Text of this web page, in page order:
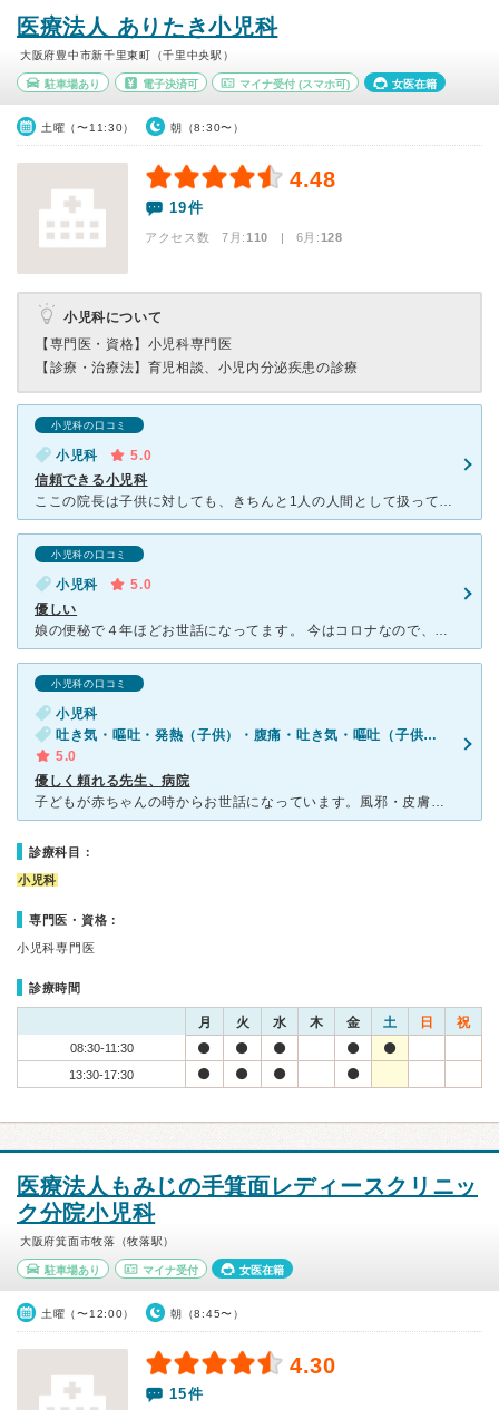
医療法人 ありたき小児科
大阪府豊中市新千里東町（千里中央駅）
駐車場あり 電子決済可 マイナ受付 (スマホ可) 女医在籍
土曜（〜11:30） 朝（8:30〜）
4.48
19件
アクセス数 7月:110 | 6月:128
小児科について
【専門医・資格】 小児科専門医
【診療・治療法】 育児相談、小児内分泌疾患の診療
小児科の口コミ
小児科
5.0
信頼できる小児科
ここの院長は子供に対しても、きちんと1人の人間として扱っているというか、赤ちゃんでもきちんと挨拶をして目を見て診察して下さいます。 必ず子供とコミュニケーションを取ろうとしてくれます。 パソコンや
小児科の口コミ
小児科
5.0
優しい
娘の便秘で４年ほどお世話になってます。 今はコロナなので、2ヶ月に一度電話診療です。 このご時世なので、電話で診察してもらえるのはとても有り難いです。 便秘の件で色々と病院をまわりましたが、ここ
小児科の口コミ
小児科
吐き気・嘔吐・発熱（子供）・腹痛・吐き気・嘔吐（子供）・発疹（子供）
5.0
優しく頼れる先生、病院
子どもが赤ちゃんの時からお世話になっています。風邪・皮膚の荒れ・嘔吐・予防接種などを診ていただいています。子どもには子ども目線で優しく丁寧に接して下さるので、治療や注射・点滴も怖がらない子になりました
診療科目：
小児科
専門医・資格：
小児科専門医
診療時間
月 火 水 木 金 土 日 祝
08:30-11:30
13:30-17:30
医療法人もみじの手箕面レディースクリニッ
ク分院小児科
大阪府箕面市牧落（牧落駅）
駐車場あり マイナ受付 女医在籍
土曜（〜12:00） 朝（8:45〜）
4.30
15件